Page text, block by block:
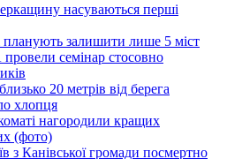
насуваються перші
планують залишити лише 5 міст
семінар стосовно
20 метрів від берега
хлопця
нагородили кращих
(фото)
з Канівської громади посмертно